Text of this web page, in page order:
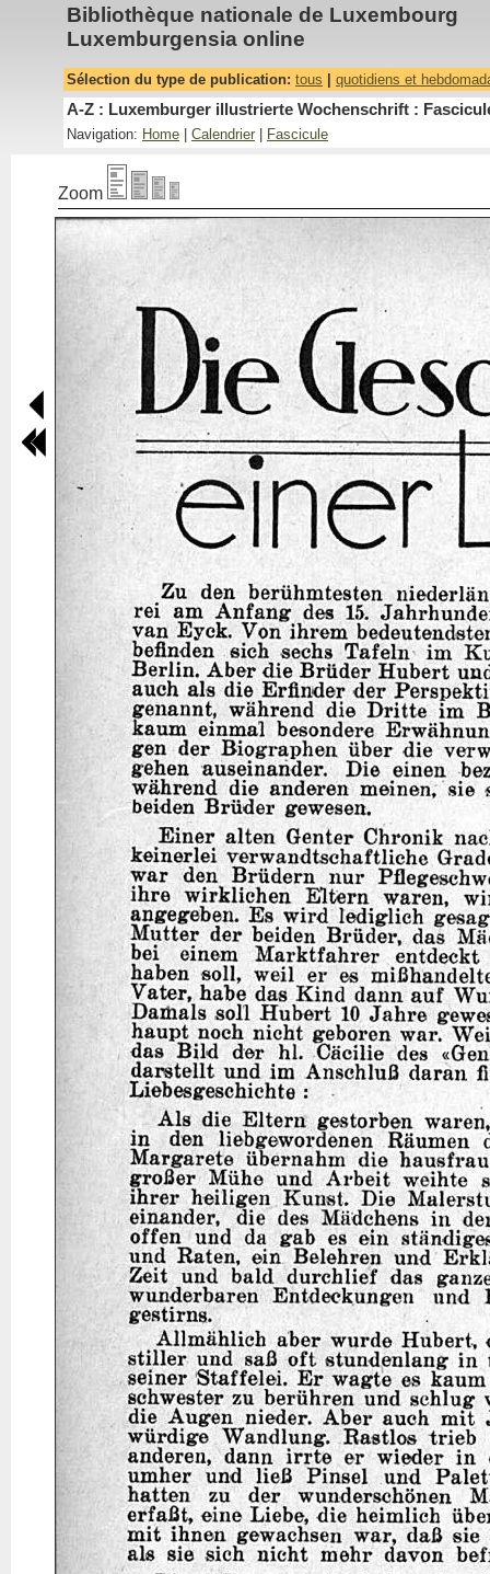
Bibliothèque nationale de Luxembourg
Luxemburgensia online
Sélection du type de publication: tous quotidiens et
A-Z : Luxemburger illustrierte Wochenschrift :
Navigation: Home Calendrier Fascicule
Zoom